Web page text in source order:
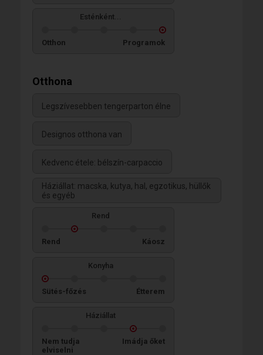
Esténként...
Otthon Programok
Otthona
Legszívesebben tengerparton élne
Designos otthona van
Kedvenc étele: bélszín-carpaccio
Háziállat: macska, kutya, hal, egzotikus, hüllők
és egyéb
Rend
Rend Káosz
Konyha
Sütés-főzés Étterem
Háziállat
Nem tudja
elviselni
Imádja őket